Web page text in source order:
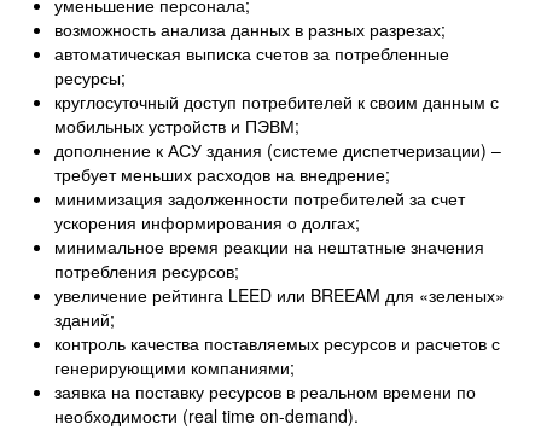
уменьшение персонала;
возможность анализа данных в разных разрезах;
автоматическая выписка счетов за потребленные
ресурсы;
круглосуточный доступ потребителей к своим данным с
мобильных устройств и ПЭВМ;
дополнение к АСУ здания (системе диспетчеризации) –
требует меньших расходов на внедрение;
минимизация задолженности потребителей за счет
ускорения информирования о долгах;
минимальное время реакции на нештатные значения
потребления ресурсов;
увеличение рейтинга LEED или BREEAM для «зеленых»
зданий;
контроль качества поставляемых ресурсов и расчетов с
генерирующими компаниями;
заявка на поставку ресурсов в реальном времени по
необходимости (real time on-demand).